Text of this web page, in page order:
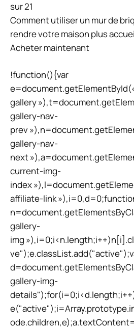
sur 21
Comment utiliser un mur de
rendre votre maison plus
Acheter maintenant
!function(){var
gallery
gallery-nav-
prev
gallery-nav-
next
current-img-
index
affiliate-link
gallery-
img
gallery-img-